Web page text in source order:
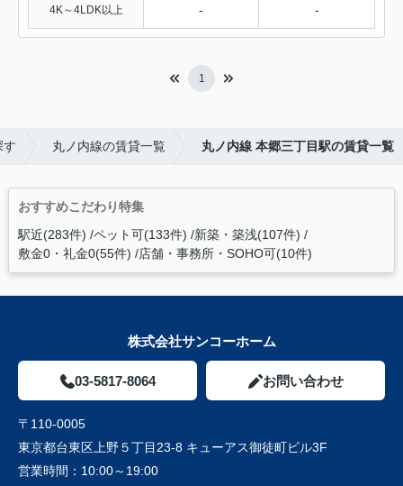
4K～4LDK以上 - -
1
す 丸ノ内線の賃貸一覧 丸ノ内線 本郷三丁目駅の賃貸一覧
おすすめこだわり特集
駅近(283件) ペット可(133件) 新築・築浅(107件)
敷金0・礼金0(55件) 店舗・事務所・SOHO可(10件)
株式会社サンコーホーム
03-5817-8064 お問い合わせ
〒110-0005
東京都台東区上野５丁目23-8 キューアス御徒町ビル3F
営業時間： 10:00～19:00